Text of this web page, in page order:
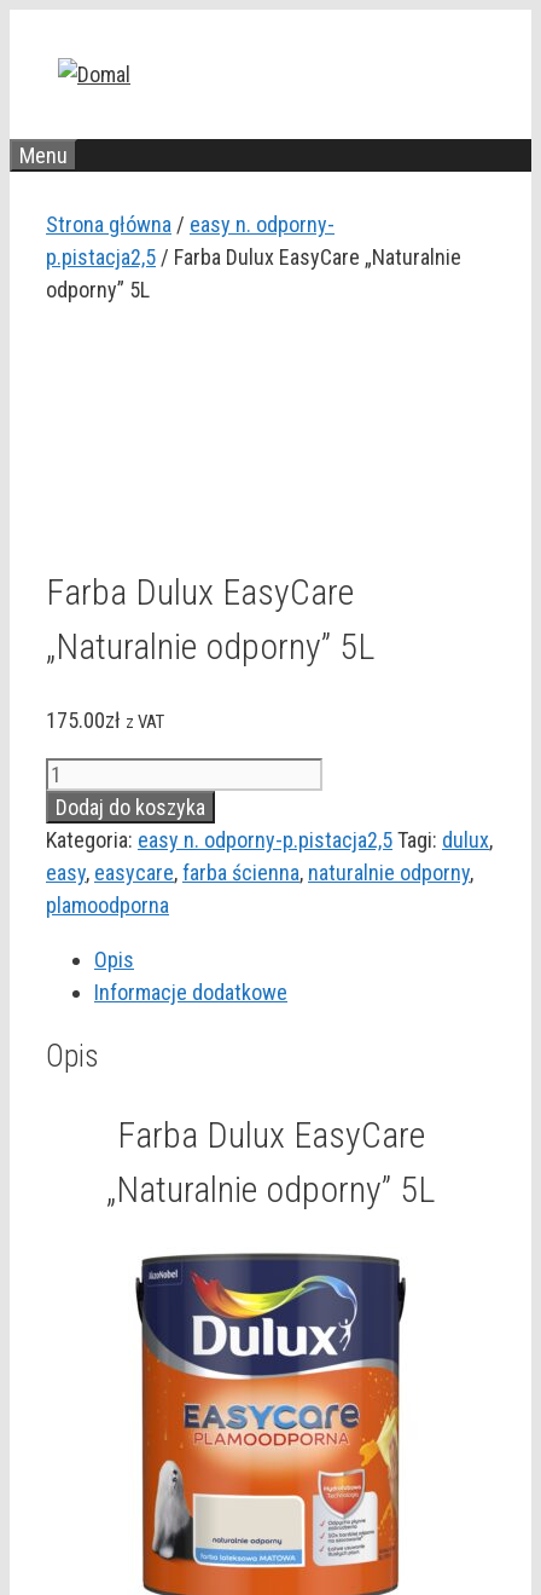
Menu
Strona główna / easy n. odporny-
p.pistacja2,5 / Farba Dulux EasyCare „Naturalnie
odporny” 5L
Farba Dulux EasyCare
„Naturalnie odporny” 5L
175.00zł z VAT
ilość
Farba
Dulux
EasyCare
"Naturalnie
Dodaj do koszyka
Kategoria: easy n. odporny-p.pistacja2,5Tagi: dulux,
easy, easycare,farba ścienna, naturalnie odporny,
plamoodporna
Opis
Informacje dodatkowe
Opis
Farba Dulux EasyCare
„Naturalnie odporny” 5L